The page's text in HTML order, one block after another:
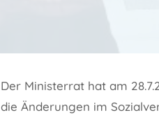
Der Ministerrat hat am
die Änderungen im